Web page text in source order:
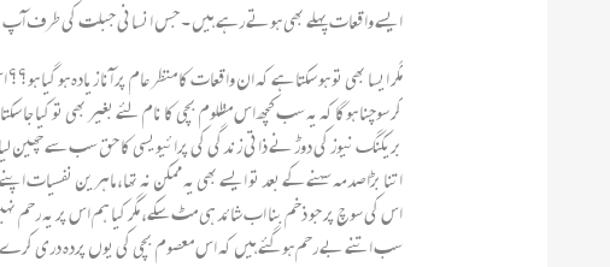
ایسے واقعات پہلے بھی ہوتے رہے ہیں ۔ جس انسانی جبلت کی طرف آپ
مگر ایسا بھی تو ہو سکتا ہے کہ ان واقعات کا منظر عام پر آنا زیادہ ہو
کر سوچنا ہوگا کہ یہ سب کچھ اس مظلوم بچی کا نام لئے بغیر بھی تو کیا جا
بریکنگ نیوز کی دوڑ نے ذاتی زندگی کی پرائیویسی کا حق سب سے چھین
اتنا بڑا صدمہ سہنے کے بعد تو ایسے بھی یہ ممکن نہ تھا، ماہرین
اس کی سوچ پر جو ذخم بنا اب شائد ہی مٹ سکے، مگر کیا ہم اس پر یہ رحم
سب اتنے بے رحم ہو گئے ہیں کہ اس معصوم بچی کی یوں پردہ دری